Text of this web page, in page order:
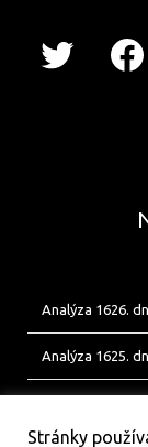
Analýza 1626.
Analýza 1625.
Stránky